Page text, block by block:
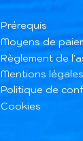
Prérequis
Moyens de
Règlement de
Mentions légales
Politique de
Cookies